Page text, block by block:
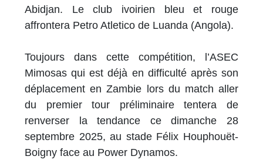
Abidjan. Le club ivoirien bleu et rouge
affrontera Petro Atletico de Luanda (Angola).
Toujours dans cette compétition, l’ASEC
Mimosas qui est déjà en difficulté après son
déplacement en Zambie lors du match aller
du premier tour préliminaire tentera de
renverser la tendance ce dimanche 28
septembre 2025, au stade Félix Houphouët-
Boigny face au Power Dynamos.